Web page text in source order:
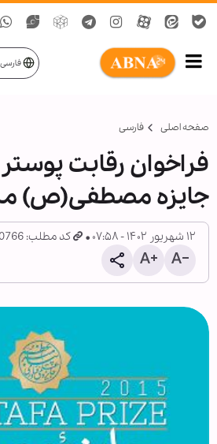
فارسی
صفحه اصلی فارسی
فراخوان رقابت
جایزه مصطفی(ص)
۱۲ شهریور ۱۴۰۲ - ۰۷:۵۸ کد مطلب: 1390766